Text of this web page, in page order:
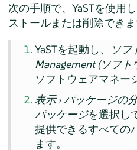
次の手順で、YaSTを使用
ストールまたは削除できま
YaSTを起動し、
ソフ
Management (ソフト
ソフトウェアマネー
表示›パッケージの
パッケージを選択し
提供できるすべての
ます。